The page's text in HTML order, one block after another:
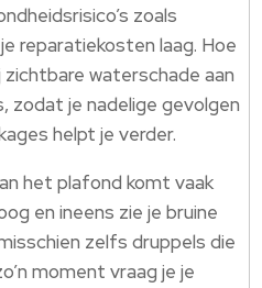
zoals
reparatiekosten laag. Hoe
waterschade aan
zodat je nadelige gevolgen
helpt je verder.
het plafond komt vaak
en ineens zie je bruine
zelfs druppels die
moment vraag je je